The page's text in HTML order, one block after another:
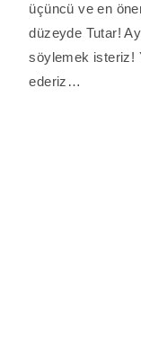
üçüncü ve en
düzeyde Tutar!
söylemek isteriz!
ederiz…